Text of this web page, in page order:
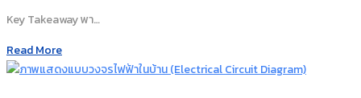
Key Takeaway พา…
Read More